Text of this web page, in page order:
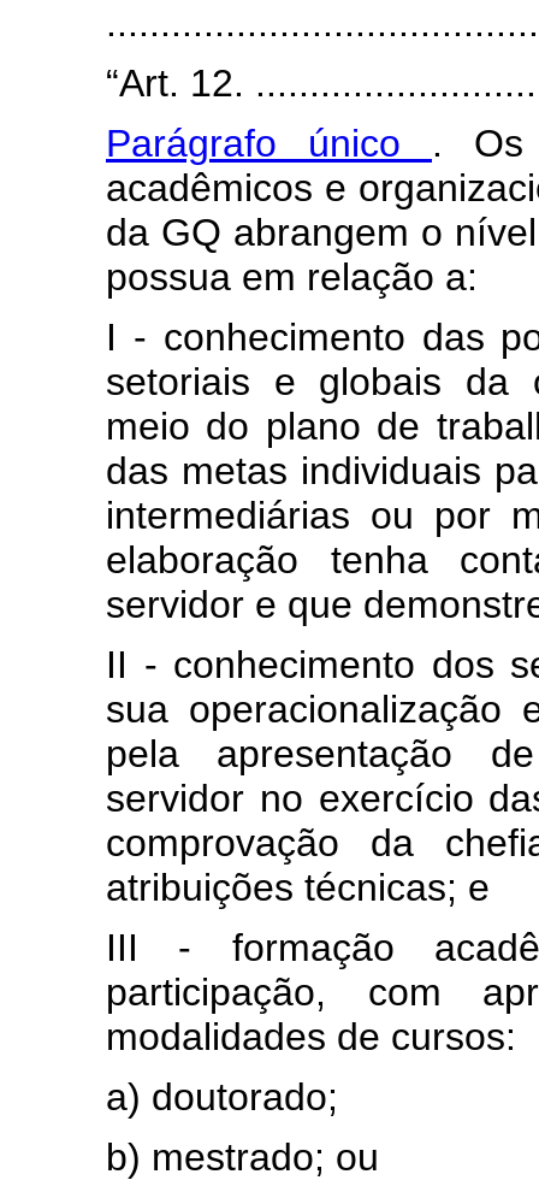
“Art. 12.
Parágrafo único . Os
acadêmicos e
da GQ abrangem o
possua em relação a:
I - conhecimento das
setoriais e globais da
meio do plano de
das metas individuais
intermediárias ou por
elaboração tenha
servidor e que
II - conhecimento dos
sua operacionalização
pela apresentação
servidor no exercício
comprovação da
atribuições técnicas; e
III - formação
participação, com
modalidades de cursos:
a) doutorado;
b) mestrado; ou